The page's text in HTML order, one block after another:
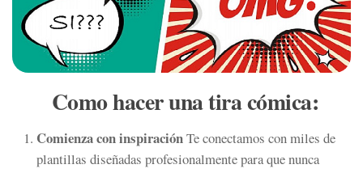
Como hacer una tira cómica:
Comienza con inspiraciónTe conectamos con miles de
plantillas diseñadas profesionalmente para que nunca